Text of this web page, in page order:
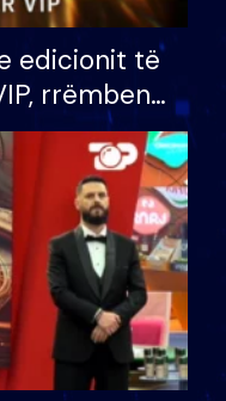
edicionit të
rrëmben
mijë eurosh